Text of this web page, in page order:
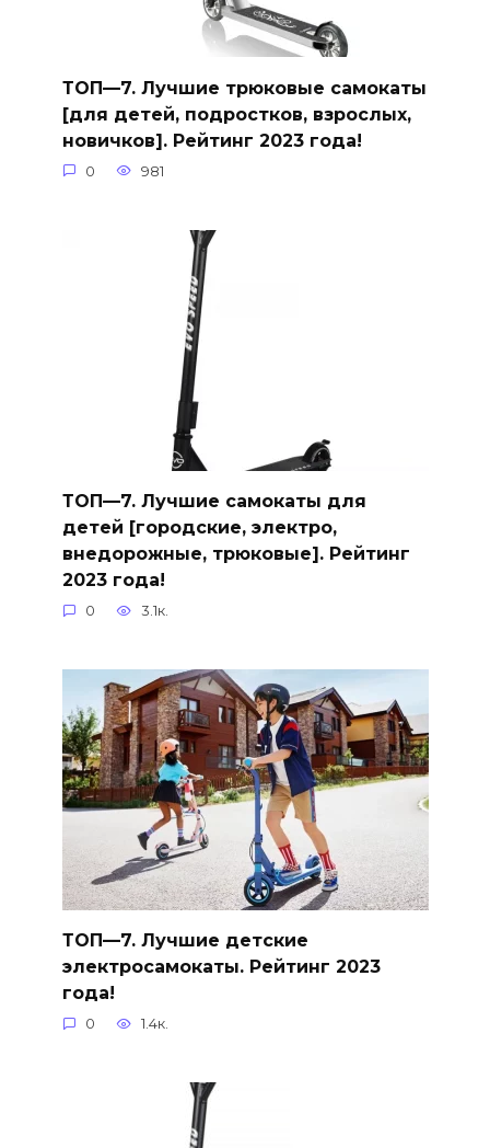
ТОП—7. Лучшие трюковые самокаты
[для детей, подростков, взрослых,
новичков]. Рейтинг 2023 года!
0 981
ТОП—7. Лучшие самокаты для
детей [городские, электро,
внедорожные, трюковые]. Рейтинг
2023 года!
0 3.1к.
ТОП—7. Лучшие детские
электросамокаты. Рейтинг 2023
года!
0 1.4к.